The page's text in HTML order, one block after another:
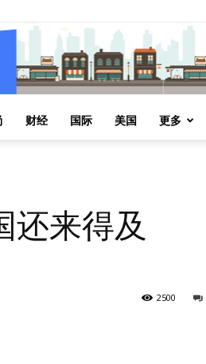
财经 国际 美国 更多
还来得及
2500